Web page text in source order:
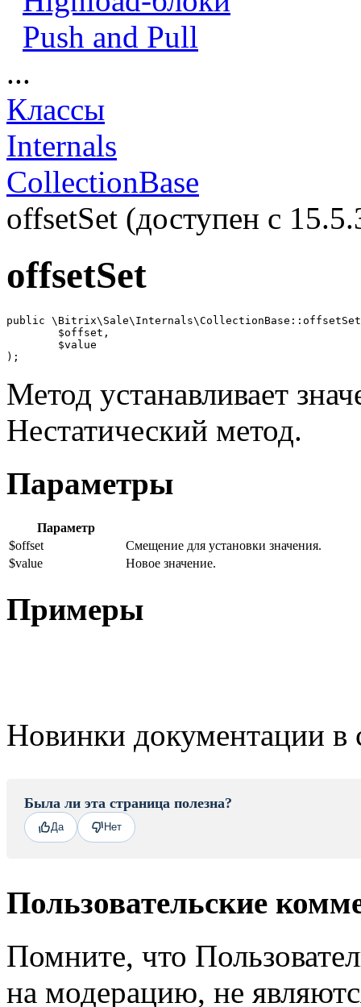
Push and Pull
...
Классы
Internals
CollectionBase
offsetSet (доступен с
offsetSet
public
);
Метод устанавливает
Нестатический метод.
Параметры
Параметр
$offset
Смещение для установки значения.
$value
Новое значение.
Примеры
Новинки документации в
Была ли эта страница полезна?
Да Нет
Пользовательские
Помните, что
на модерацию, не